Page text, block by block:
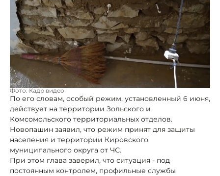
Фото: Кадр видео
По его словам, особый режим, установленный 6 июня,
действует на территории Зольского и
Комсомольского территориальных отделов.
Новопашин заявил, что режим принят для защиты
населения и территории Кировского
муниципального округа от ЧС.
При этом глава заверил, что ситуация - под
постоянным контролем, профильные службы